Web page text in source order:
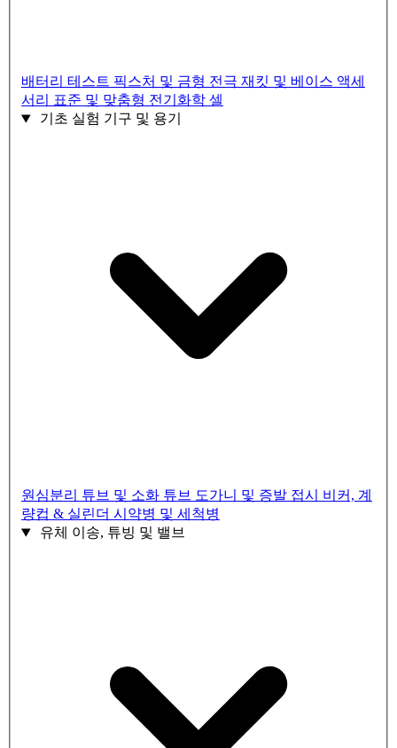
배터리 테스트 픽스처 및 금형 전극 재킷 및 베이스 액세
서리 표준 및 맞춤형 전기화학 셀
기초 실험 기구 및 용기
원심분리 튜브 및 소화 튜브 도가니 및 증발 접시 비커, 계
량컵 & 실린더 시약병 및 세척병
유체 이송, 튜빙 및 밸브